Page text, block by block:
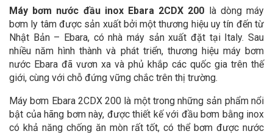
Máy bơm nước đầu inox Ebara 2CDX 200 là dòng máy
bơm ly tâm được sản xuất bởi một thương hiệu uy tín đến từ
Nhật Bản – Ebara, có nhà máy sản xuất đặt tại Italy. Sau
nhiều năm hình thành và phát triển, thương hiệu máy bơm
nước Ebara đã vươn xa và phủ khắp các quốc gia trên thế
giới, cùng với chỗ đứng vững chắc trên thị trường.
Máy bơm Ebara 2CDX 200 là một trong những sản phẩm nổi
bật của hãng bơm này, được thiết kế với đầu bơm bằng inox
có khả năng chống ăn mòn rất tốt, có thể bơm được nước